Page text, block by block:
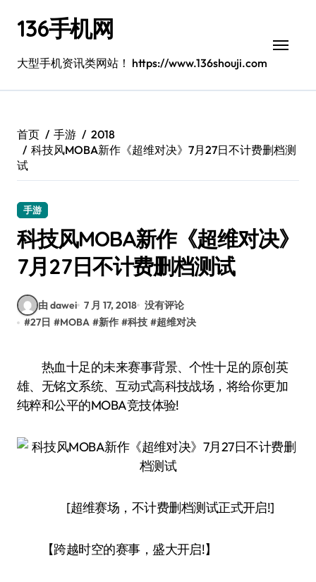
136手机网
大型手机资讯类网站！ https://www.136shouji.com
首页 手游
2018
科技风MOBA新作《超维对决》7月27日不计费删档测
试
手游
科技风MOBA新作《超维对决》
7月27日不计费删档测试
由 dawei 7 月 17, 2018 没有评论
#27日 #MOBA #新作 #科技 #超维对决
热血十足的未来赛事背景、个性十足的原创英
雄、无铭文系统、互动式高科技战场，将给你更加
纯粹和公平的MOBA竞技体验!
[超维赛场，不计费删档测试正式开启!]
【跨越时空的赛事，盛大开启!】